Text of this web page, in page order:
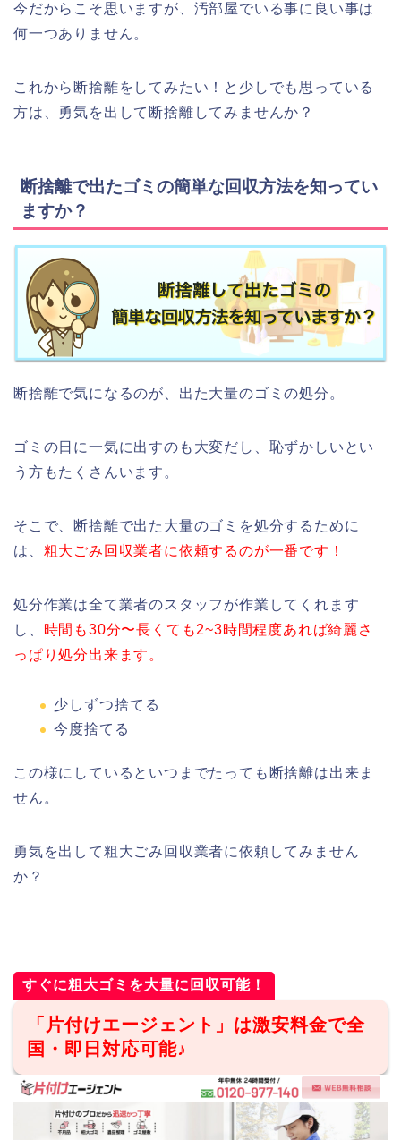
今だからこそ思いますが、汚部屋でいる事に良い事は
何一つありません。
これから断捨離をしてみたい！と少しでも思っている
方は、勇気を出して断捨離してみませんか？
断捨離で出たゴミの簡単な回収方法を知ってい
ますか？
断捨離で気になるのが、出た大量のゴミの処分。
ゴミの日に一気に出すのも大変だし、恥ずかしいとい
う方もたくさんいます。
そこで、断捨離で出た大量のゴミを処分するために
は、 粗大ごみ回収業者に依頼するのが一番です！
処分作業は全て業者のスタッフが作業してくれます
し、 時間も30分〜長くても2~3時間程度あれば綺麗さ
っぱり処分出来ます。
少しずつ捨てる
今度捨てる
この様にしているといつまでたっても断捨離は出来ま
せん。
勇気を出して粗大ごみ回収業者に依頼してみません
か？
すぐに粗大ゴミを大量に回収可能！
「片付けエージェント」は激安料金で全
国・即日対応可能♪